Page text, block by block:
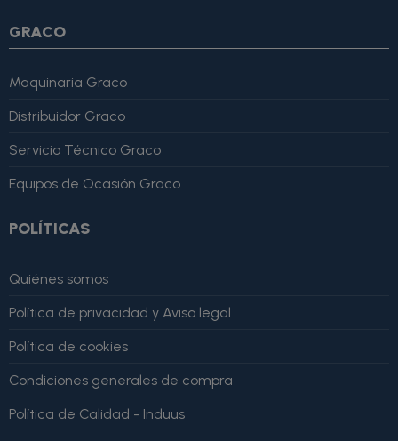
GRACO
Maquinaria Graco
Distribuidor Graco
Servicio Técnico Graco
Equipos de Ocasión Graco
POLÍTICAS
Quiénes somos
Política de privacidad y Aviso legal
Política de cookies
Condiciones generales de compra
Política de Calidad - Induus